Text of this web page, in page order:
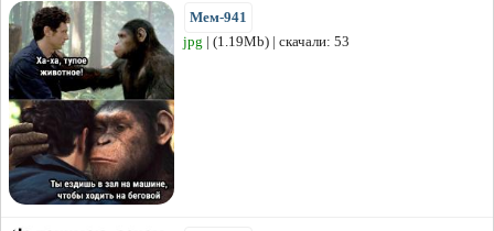
Мем-941
jpg | (1.19Mb) | скачали: 53